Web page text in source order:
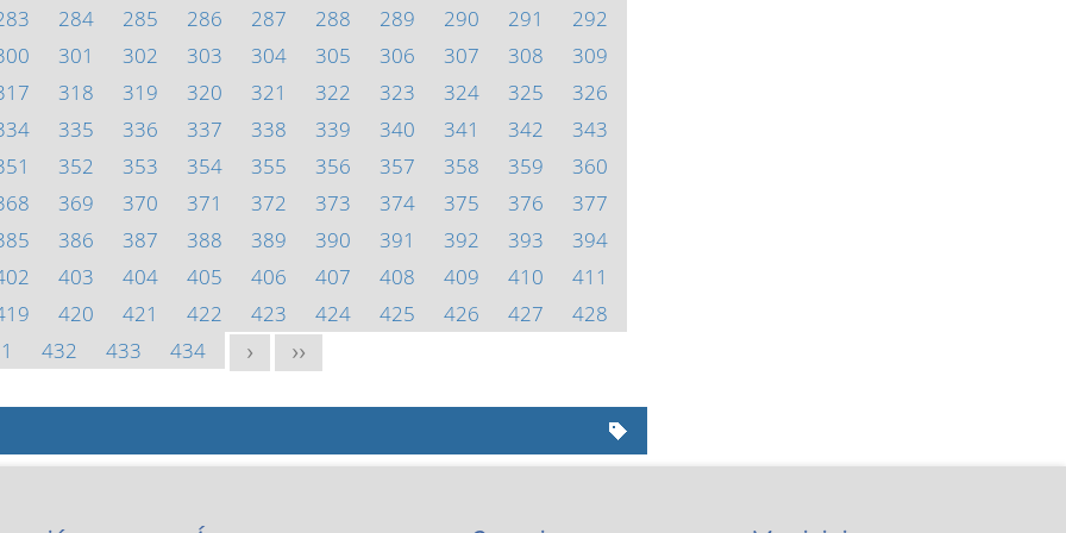
284 285 286 287 288 289 290 291
292
301 302 303 304 305 306 307 308
309
318 319 320 321 322 323 324 325
326
335 336 337 338 339 340 341 342
343
352 353 354 355 356 357 358 359
360
369 370 371 372 373 374 375 376
377
386 387 388 389 390 391 392 393
394
403 404 405 406 407 408 409 410
411
420 421 422 423 424 425 426 427
428
432 433 434 > >>